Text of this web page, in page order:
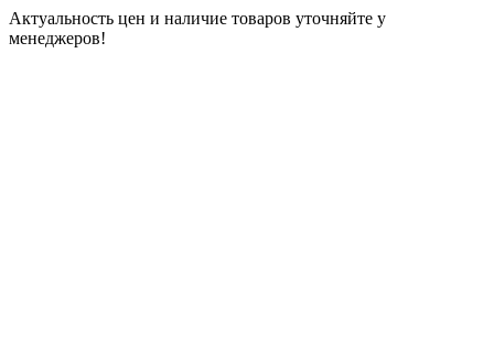
Актуальность цен и наличие товаров уточняйте у
менеджеров!